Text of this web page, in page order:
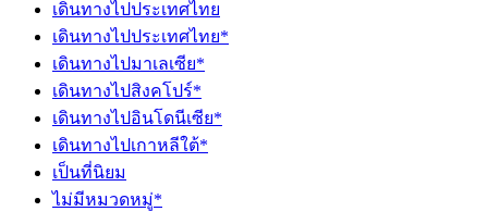
เดินทางไปประเทศไทย
เดินทางไปประเทศไทย*
เดินทางไปมาเลเซีย*
เดินทางไปสิงคโปร์*
เดินทางไปอินโดนีเซีย*
เดินทางไปเกาหลีใต้*
เป็นที่นิยม
ไม่มีหมวดหมู่*